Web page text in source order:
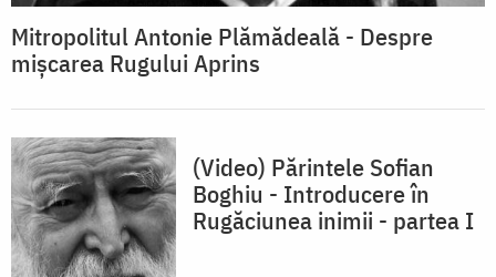
Mitropolitul Antonie Plămădeală - Despre
mișcarea Rugului Aprins
(Video) Părintele Sofian
Boghiu - Introducere în
Rugăciunea inimii - partea I